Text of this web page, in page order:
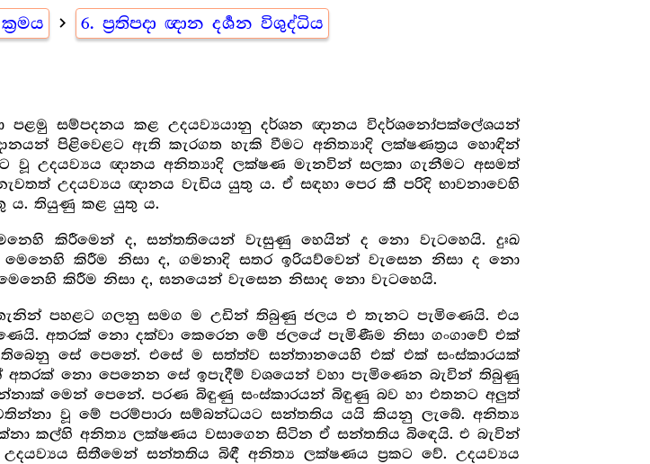
navigate_next 6. ප්‍රතිපදා ඥාන දර්‍ශන විශුද්ධිය
පළමු සම්පදනය කළ උදයව්‍යයානු දර්ශන ඥානය විදර්ශනෝපක්ලේශයන්
පිළිවෙළට ඇති කැරගත හැකි වීමට අනිත්‍යාදි ලක්ෂණත්‍රය හොඳින්
උදයව්‍යය ඥානය අනිත්‍යාදි ලක්ෂණ මැනවින් සලකා ගැනීමට අසමත්
උදයව්‍යය ඥානය වැඩිය යුතු ය. ඒ සඳහා පෙර කී පරිදි භාවනාවෙහි
ය. තියුණු කළ යුතු ය.
කිරීමෙන් ද, සන්තතියෙන් වැසුණු හෙයින් ද නො වැටහෙයි. දුඃඛ
කිරීම නිසා ද, ගමනාදි සතර ඉරියව්වෙන් වැසෙන නිසා ද නො
කිරීම නිසා ද, ඝනයෙන් වැසෙන නිසාද නො වැටහෙයි.
පහළට ගලනු සමග ම උඩින් තිබුණු ජලය එ තැනට පැමිණෙයි. එය
අතරක් නො දක්වා කෙරෙන මේ ජලයේ පැමිණීම නිසා ගංගාවේ එක්
සේ පෙනේ. එසේ ම සත්ත්ව සන්තානයෙහි එක් එක් සංස්කාරයක්
නො පෙනෙන සේ ඉපැදීම් වශයෙන් වහා පැමිණෙන බැවින් තිබුණු
මෙන් පෙනේ. පරණ බිඳුණු සංස්කාරයන් බිඳුණු බව හා එතනට අලුත්
වූ මේ පරම්පාරා සම්බන්ධයට සන්තතිය යයි කියනු ලැබේ. අනිත්‍ය
කල්හි අනිත්‍ය ලක්ෂණය වසාගෙන සිටින ඒ සන්තතිය බිඳෙයි. එ බැවින්
සිතීමෙන් සන්තතිය බිඳී අනිත්‍ය ලක්ෂණය ප්‍රකට වේ. උදයව්‍යය